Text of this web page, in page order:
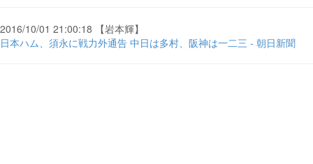
2016/10/01 21:00:18 【岩本輝】
日本ハム、須永に戦力外通告 中日は多村、阪神は一二三 - 朝日新聞